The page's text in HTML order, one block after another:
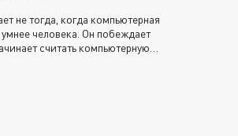
не тогда, когда компьютерная
человека. Он побеждает
считать компьютерную